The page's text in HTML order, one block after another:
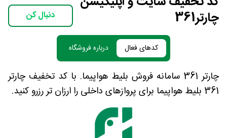
چارتر361
دنبال کن
کدهای فعال درباره فروشگاه
چارتر 361 سامانه فروش بلیط هواپیما. با کد تخفیف چارتر
361 بلیط هواپیما برای پروازهای داخلی را ارزان تر رزرو کنید.